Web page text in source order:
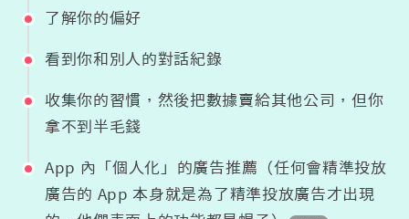
了解你的偏好
看到你和別人的對話紀錄
收集你的習慣，然後把數據賣給其他公司，但你
拿不到半毛錢
App 內「個人化」的廣告推薦（任何會精準投放
廣告的 App 本身就是為了精準投放廣告才出現